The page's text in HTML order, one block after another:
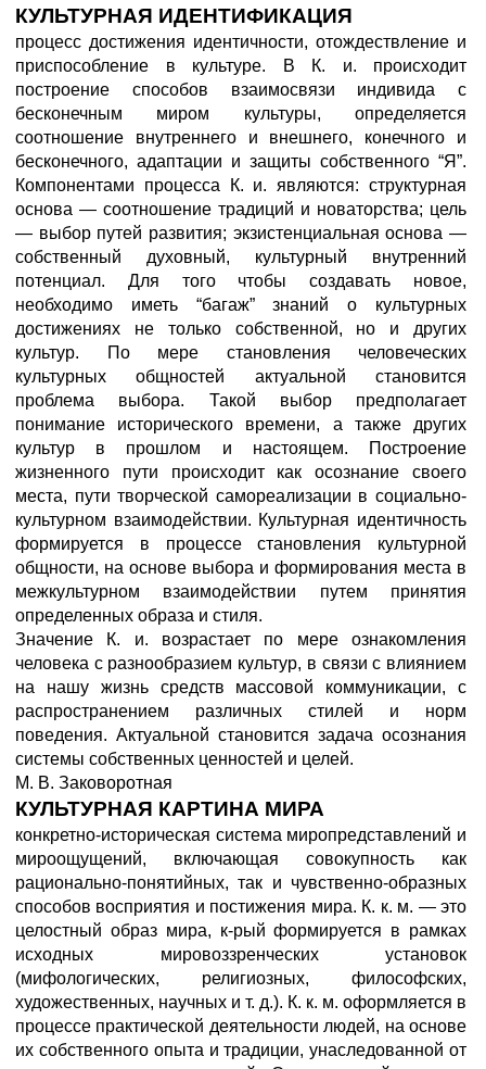
КУЛЬТУРНАЯ ИДЕНТИФИКАЦИЯ
процесс достижения идентичности, отождествление и
приспособление в культуре. В К. и. происходит
построение способов взаимосвязи индивида с
бесконечным миром культуры, определяется
соотношение внутреннего и внешнего, конечного и
бесконечного, адаптации и защиты собственного “Я”.
Компонентами процесса К. и. являются: структурная
основа — соотношение традиций и новаторства; цель
— выбор путей развития; экзистенциальная основа —
собственный духовный, культурный внутренний
потенциал. Для того чтобы создавать новое,
необходимо иметь “багаж” знаний о культурных
достижениях не только собственной, но и других
культур. По мере становления человеческих
культурных общностей актуальной становится
проблема выбора. Такой выбор предполагает
понимание исторического времени, а также других
культур в прошлом и настоящем. Построение
жизненного пути происходит как осознание своего
места, пути творческой самореализации в социально-
культурном взаимодействии. Культурная идентичность
формируется в процессе становления культурной
общности, на основе выбора и формирования места в
межкультурном взаимодействии путем принятия
определенных образа и стиля.
Значение К. и. возрастает по мере ознакомления
человека с разнообразием культур, в связи с влиянием
на нашу жизнь средств массовой коммуникации, с
распространением различных стилей и норм
поведения. Актуальной становится задача осознания
системы собственных ценностей и целей.
М. В. Заковоротная
КУЛЬТУРНАЯ КАРТИНА МИРА
конкретно-историческая система миропредставлений и
мироощущений, включающая совокупность как
рационально-понятийных, так и чувственно-образных
способов восприятия и постижения мира. К. к. м. — это
целостный образ мира, к-рый формируется в рамках
исходных мировоззренческих установок
(мифологических, религиозных, философских,
художественных, научных и т. д.). К. к. м. оформляется в
процессе практической деятельности людей, на основе
их собственного опыта и традиции, унаследованной от